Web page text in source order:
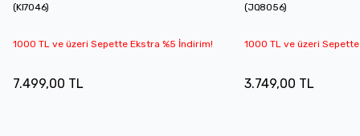
(KI7046)
1000 TL ve üzeri Sepette Ekstra %5 İndirim!
7.499,00 TL
(JQ8056)
1000 TL ve üzeri
3.749,00 TL